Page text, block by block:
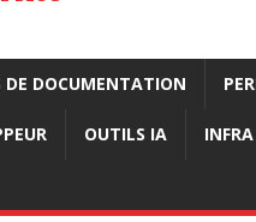
DE DOCUMENTATION
OUTILS IA